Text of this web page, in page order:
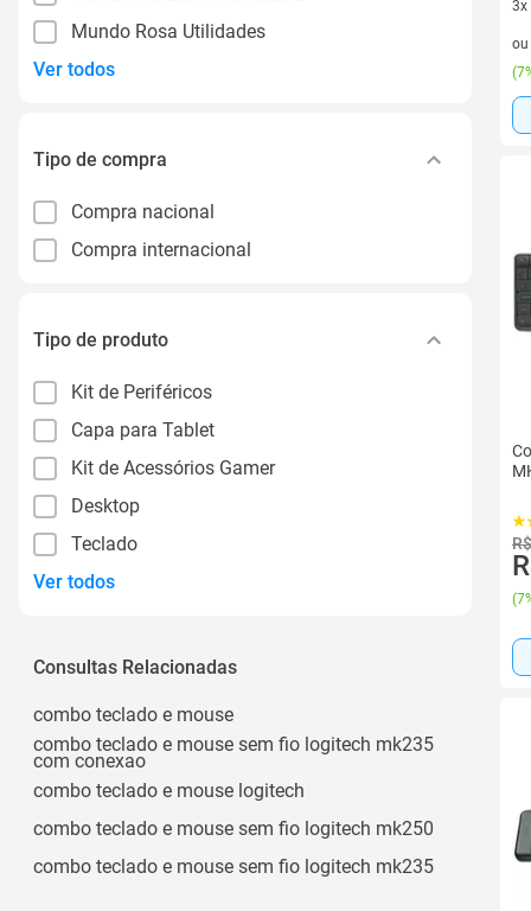
Mundo Rosa Utilidades
Ver todos
Tipo de compra
Compra nacional
Compra internacional
Tipo de produto
Kit de Periféricos
Capa para Tablet
Kit de Acessórios Gamer
Desktop
Teclado
Ver todos
Consultas Relacionadas
combo teclado e mouse
combo teclado e mouse sem fio logitech mk235
com conexao
combo teclado e mouse logitech
combo teclado e mouse sem fio logitech mk250
combo teclado e mouse sem fio logitech mk235
3x
3
ou
(
(